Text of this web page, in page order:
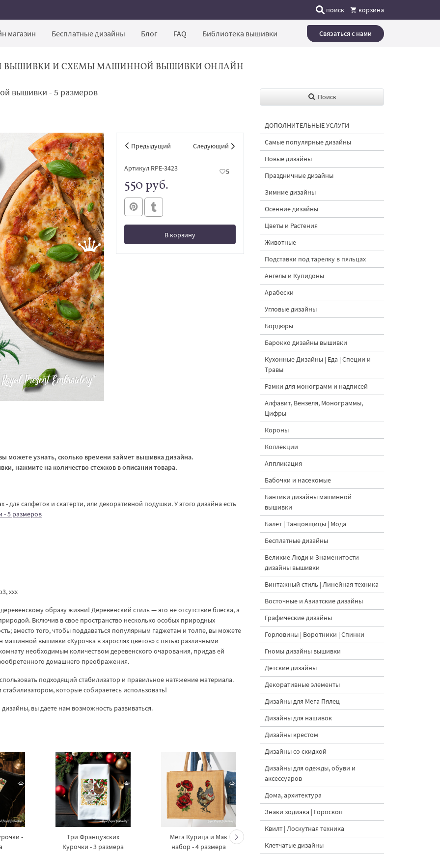
поиск корзина
магазин Бесплатные дизайны Блог FAQ Библиотека вышивки Связаться с нами
ВЫШИВКИ И СХЕМЫ МАШИННОЙ ВЫШИВКИ ОНЛАЙН
вышивки - 5 размеров
Предыдущий Следующий
Артикул RPE-3423 5
550 руб.
В корзину
В корзине
можете узнать, сколько времени займет вышивка дизайна.
нажмите на количество стежков в описании товара.
для салфеток и скатерти, или декоративной подушки. У этого дизайна есть
- 5 размеров
xxx
образу жизни! Деревенский стиль — это не отсутствие блеска, а
Включив в свое пространство несколько особых природных
вместо того, чтобы поддаваться популярным гаджетам и толпе, вы можете
вышивки «Курочка в зарослях цветов» с пятью различными
необходимым количеством деревенского очарования, придав ей
домашнего преображения.
подходящий стабилизатор и правильное натяжение материала.
которые собираетесь использовать!
вы даете нам возможность развиваться.
-
Три Французских
Курочки - 3 размера
Мега Курица и Мак
набор - 4 размера
Цветочная курица в
стиле Гжель - 4 размер
Гжель Курица - 4
Поиск
ДОПОЛНИТЕЛЬНЫЕ УСЛУГИ
Самые популярные дизайны
Новые дизайны
Праздничные дизайны
Зимние дизайны
Осенние дизайны
Цветы и Растения
Животные
Подставки под тарелку в пяльцах
Ангелы и Купидоны
Арабески
Угловые дизайны
Бордюры
Барокко дизайны вышивки
Кухонные Дизайны | Еда | Специи и
Травы
Рамки для монограмм и надписей
Алфавит, Вензеля, Монограммы,
Цифры
Короны
Коллекции
Аппликация
Бабочки и насекомые
Бантики дизайны машинной
вышивки
Балет | Танцовщицы | Мода
Бесплатные дизайны
Великие Люди и Знаменитости
дизайны вышивки
Винтажный стиль | Линейная техника
Восточные и Азиатские дизайны
Графические дизайны
Горловины | Воротники | Спинки
Гномы дизайны вышивки
Детские дизайны
Декоративные элементы
Дизайны для Мега Пялец
Дизайны для нашивок
Дизайны крестом
Дизайны со скидкой
Дизайны для одежды, обуви и
аксессуаров
Дома, архитектура
Знаки зодиака | Гороскоп
Квилт | Лоскутная техника
Клетчатые дизайны